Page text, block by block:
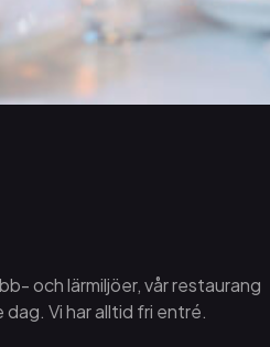
och lärmiljöer, vår restaurang
Vi har alltid fri entré.